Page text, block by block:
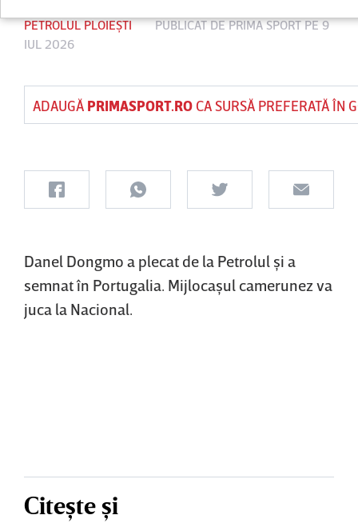
PETROLUL PLOIEȘTI PUBLICAT DEPRIMA SPORTPE 9
IUL 2026
ADAUGĂ PRIMASPORT.ROCA SURSĂ PREFERATĂ ÎN
Danel Dongmo a plecat de la Petrolul şi a
semnat în Portugalia. Mijlocaşul camerunez va
juca la Nacional.
Citește și